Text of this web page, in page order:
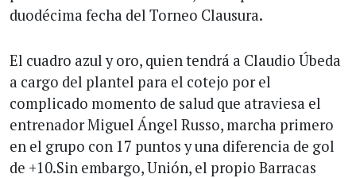
duodécima fecha del Torneo Clausura.
El cuadro azul y oro, quien tendrá a Claudio Úbeda
a cargo del plantel para el cotejo por el
complicado momento de salud que atraviesa el
entrenador Miguel Ángel Russo, marcha primero
en el grupo con 17 puntos y una diferencia de gol
de +10.Sin embargo, Unión, el propio Barracas